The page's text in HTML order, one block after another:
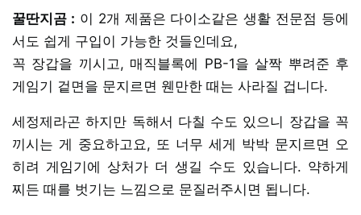
꿀딴지곰 : 이 2개 제품은 다이소같은 생활 전문점 등에
서도 쉽게 구입이 가능한 것들인데요,
꼭 장갑을 끼시고, 매직블록에 PB-1을 살짝 뿌려준 후
게임기 겉면을 문지르면 웬만한 때는 사라질 겁니다.
세정제라곤 하지만 독해서 다칠 수도 있으니 장갑을 꼭
끼시는 게 중요하고요, 또 너무 세게 박박 문지르면 오
히려 게임기에 상처가 더 생길 수도 있습니다. 약하게
찌든 때를 벗기는 느낌으로 문질러주시면 됩니다.